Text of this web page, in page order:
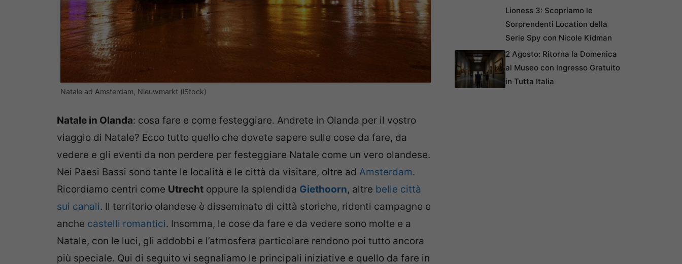
Natale ad Amsterdam, Nieuwmarkt (iStock)
Natale in Olanda: cosa fare e come festeggiare. Andrete in Olanda per il vostro
viaggio di Natale? Ecco tutto quello che dovete sapere sulle cose da fare, da
vedere e gli eventi da non perdere per festeggiare Natale come un vero olandese.
Nei Paesi Bassi sono tante le località e le città da visitare, oltre ad Amsterdam.
Ricordiamo centri come Utrecht oppure la splendida Giethoorn, altre belle città
sui canali. Il territorio olandese è disseminato di città storiche, ridenti campagne e
anche castelli romantici. Insomma, le cose da fare e da vedere sono molte e a
Natale, con le luci, gli addobbi e l’atmosfera particolare rendono poi tutto ancora
più speciale. Qui di seguito vi segnaliamo le principali iniziative e quello da fare in
Lioness 3: Scopriamo le
Sorprendenti Location della
Serie Spy con Nicole Kidman
2 Agosto: Ritorna la Domenica
al Museo con Ingresso Gratuito
in Tutta Italia